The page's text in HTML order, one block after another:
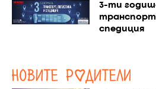
3-ти
спедиция